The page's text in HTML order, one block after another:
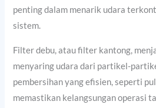
penting dalam menarik udara
sistem.
Filter debu, atau filter kantong,
menyaring udara dari partikel-
pembersihan yang efisien, seperti
memastikan kelangsungan operasi